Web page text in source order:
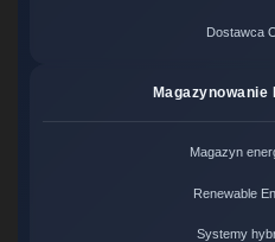
Dostawca
Magazynowanie
Magazyn
Renewable
Systemy